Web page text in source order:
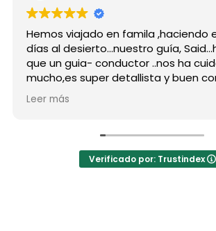
viajado en famila ,haciendo el tour de 5
guía, Said...ha sido más
guia- conductor ..nos ha cuidado
super detallista y buen conductor ..ha
atento a todas nuestras peticiones y
muchos lugares
a la agencia,..súper agradecida a Mila
Verificado por: Trustindex